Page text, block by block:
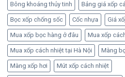
Bông khoáng thủy tinh Bảng giá xốp
Bọc xốp chống sốc Cốc nhựa Giá
Mua xốp bọc hàng ở đâu Mua xốp
Mua xốp cách nhiệt tại Hà Nội Màng
Màng xốp hơi Mút xốp cách nhiệt